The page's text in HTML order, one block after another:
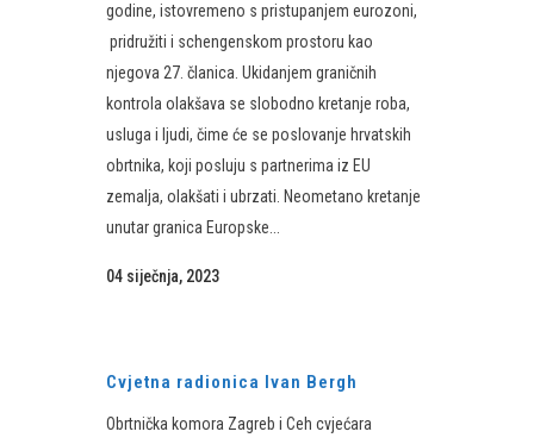
godine, istovremeno s pristupanjem eurozoni,
pridružiti i schengenskom prostoru kao
njegova 27. članica. Ukidanjem graničnih
kontrola olakšava se slobodno kretanje roba,
usluga i ljudi, čime će se poslovanje hrvatskih
obrtnika, koji posluju s partnerima iz EU
zemalja, olakšati i ubrzati. Neometano kretanje
unutar granica Europske...
04 siječnja, 2023
Cvjetna radionica Ivan Bergh
Obrtnička komora Zagreb i Ceh cvjećara